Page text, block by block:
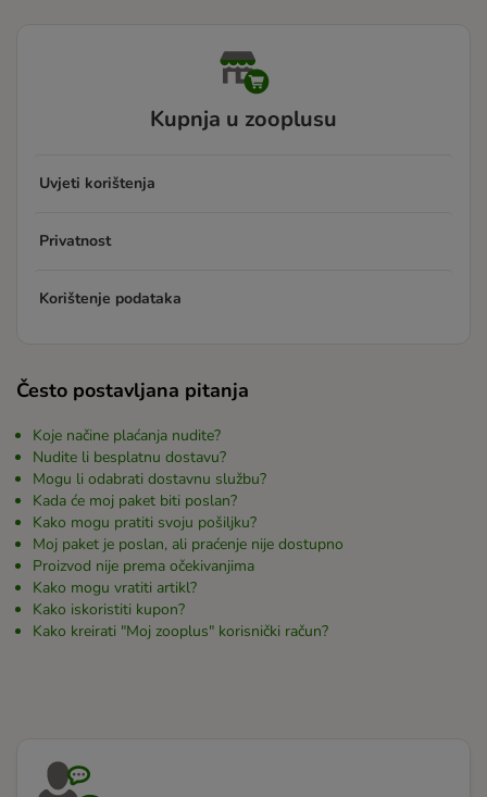
Kupnja u zooplusu
Uvjeti korištenja
Privatnost
Korištenje podataka
Često postavljana pitanja
Koje načine plaćanja nudite?
Nudite li besplatnu dostavu?
Mogu li odabrati dostavnu službu?
Kada će moj paket biti poslan?
Kako mogu pratiti svoju pošiljku?
Moj paket je poslan, ali praćenje nije dostupno
Proizvod nije prema očekivanjima
Kako mogu vratiti artikl?
Kako iskoristiti kupon?
Kako kreirati "Moj zooplus" korisnički račun?